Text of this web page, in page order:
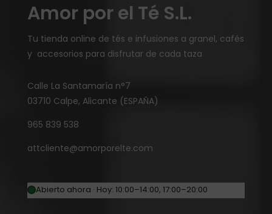
Amor por el Té S.L.
Tu tienda online de tés e infusiones a granel, cafés
y accesorios para disfrutar de cada taza
Calle La Santamaría n°7
03710 Calpe, Alicante (ESPAÑA)
965 839 538
attcliente@amorporelte.com
Abierto ahora · Hoy: 10:00–14:00, 17:00–20:00